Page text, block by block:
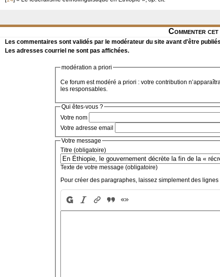
Commenter
Les commentaires sont validés par le modérateur du site avant d'être
Les adresses courriel ne sont pas affichées.
modération a priori
Ce forum est modéré a priori : votre contribution
les responsables.
Qui êtes-vous ?
Votre nom
Votre adresse email
Votre message
Titre (obligatoire)
Texte de votre message (obligatoire)
Pour créer des paragraphes, laissez simplement des lignes